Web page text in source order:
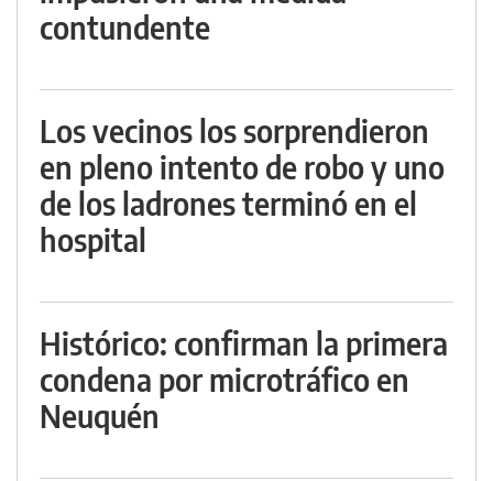
contundente
Los vecinos los sorprendieron
en pleno intento de robo y uno
de los ladrones terminó en el
hospital
Histórico: confirman la primera
condena por microtráfico en
Neuquén